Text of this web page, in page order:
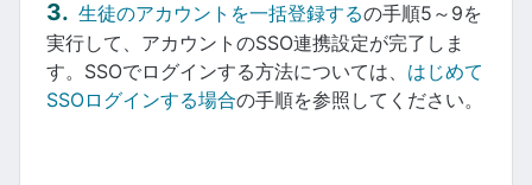
生徒のアカウントを一括登録するの手順5～9を
実行して、アカウントのSSO連携設定が完了しま
す。SSOでログインする方法については、 はじめて
SSOログインする場合の手順を参照してください。